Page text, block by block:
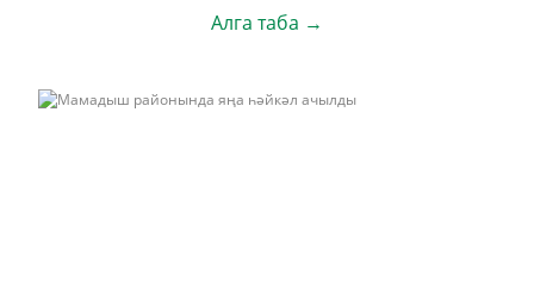
Алга таба →